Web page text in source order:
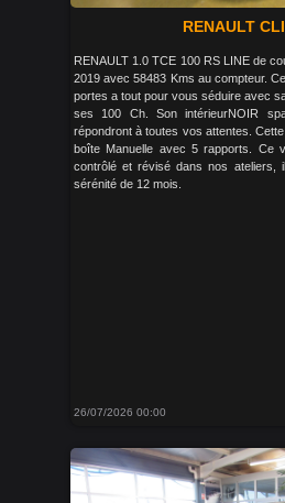
RENAULT
RENAULT 1.0 TCE 100 RS LINE de
2019 avec 58483 Kms au compteur.
portes a tout pour vous séduire avec
ses 100 Ch. Son intérieurNOIR
répondront à toutes vos attentes.
boîte Manuelle avec 5 rapports. Ce
contrôlé et révisé dans nos ateliers,
sérénité de 12 mois.
26/07/2026 00:00